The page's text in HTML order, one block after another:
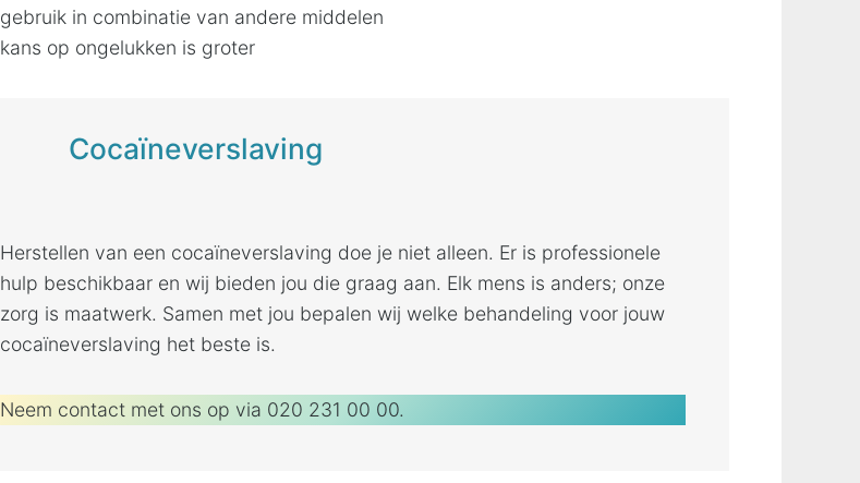
gebruik in combinatie van andere middelen
kans op ongelukken is groter
Cocaïneverslaving
Herstellen van een cocaïneverslaving doe je niet alleen. Er is professionele
hulp beschikbaar en wij bieden jou die graag aan. Elk mens is anders; onze
zorg is maatwerk. Samen met jou bepalen wij welke behandeling voor jouw
cocaïneverslaving het beste is.
Neem contact met ons op via 020 231 00 00.